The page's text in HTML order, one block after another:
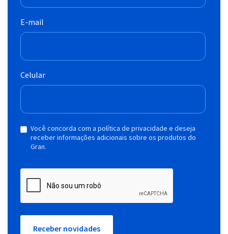
E-mail
Celular
Você concorda com a política de privacidade e deseja
receber informações adicionais sobre os produtos do
Gran.
Receber novidades